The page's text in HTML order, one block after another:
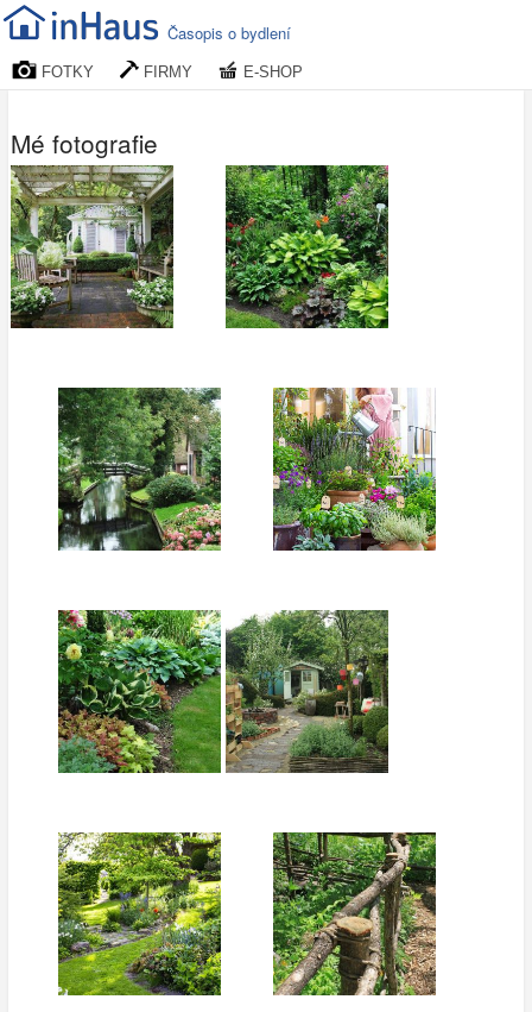
Časopis o bydlení
FOTKY FIRMY E-SHOP
Mé fotografie